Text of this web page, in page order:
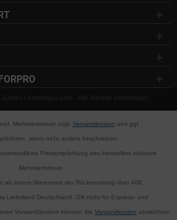
GmbH / camforpro.com - Alle Rechte vorbehalten
Mehrwertsteuer zzgl. Versandkosten und ggf.
wenn nicht anders beschrieben
Preisempfehlung des Herstellers inklusive
Mehrwertsteuer
ab einem Warenwert der Rücksendung über 40€
Lieferland Deutschland. Gilt nicht für Express- und
Versandländern können die Versandkosten abweichen.